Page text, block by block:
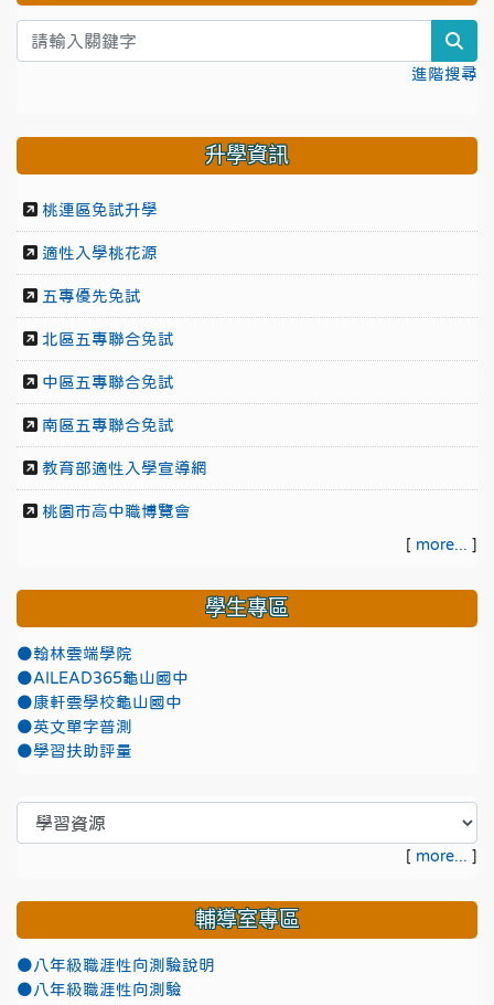
進階搜尋
升學資訊
桃連區免試升學
適性入學桃花源
五專優先免試
北區五專聯合免試
中區五專聯合免試
南區五專聯合免試
教育部適性入學宣導網
桃園市高中職博覽會
[ more... ]
學生專區
●翰林雲端學院
●AILEAD365龜山國中
●康軒雲學校龜山國中
●英文單字普測
●學習扶助評量
[ more... ]
輔導室專區
●八年級職涯性向測驗說明
●八年級職涯性向測驗